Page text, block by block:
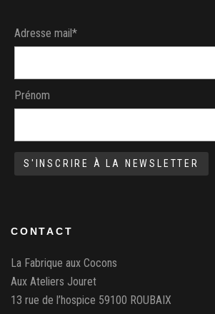
page
produit
Adresse mail*
Prénom
CONTACT
La Fabrique aux Cocons
Aux Ateliers Jouret
13 rue de l’hospice 59100 ROUBAIX